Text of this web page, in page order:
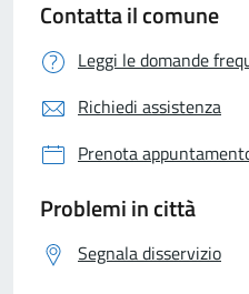
Contatta il comune
Leggi le domande
Richiedi assistenza
Prenota
Problemi in città
Segnala disservizio